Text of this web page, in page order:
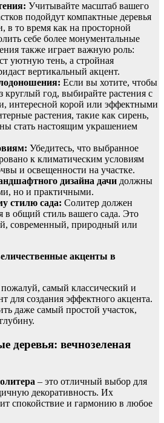
Учитывайте масштаб вашего
подойдут компактные деревья
в то время как на просторной
себе более монументальные
также играет важную роль:
уютную тень, а стройная
вертикальный акцент.
Если вы хотите, чтобы
круглый год, выбирайте растения с
интересной корой или эффектными
растения, такие как сирень,
стать настоящим украшением
Убедитесь, что выбранное
к климатическим условиям
и освещенности на участке.
дизайна дачи должны
но и практичными.
стилю сада: Солитер должен
в общий стиль вашего сада. Это
современный, природный или
акценты в
самый классический и
для создания эффектного акцента.
даже самый простой участок,
деревья: вечнозеленая
– это отличный выбор для
декоративность. Их
спокойствие и гармонию в любое